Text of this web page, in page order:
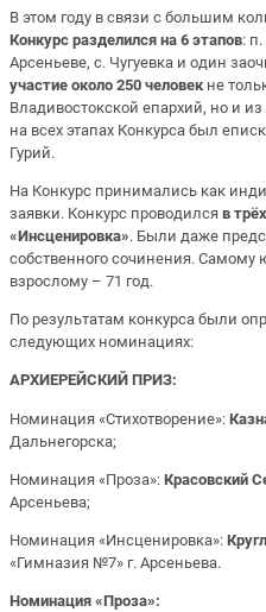
В этом году в связи с большим
Конкурс разделился на 6 этапов:
Арсеньеве, с. Чугуевка и один
участие около 250 человек не
Владивостокской епархий, но и
на всех этапах Конкурса был
Гурий.
На Конкурс принимались как
заявки. Конкурс проводился в
«Инсценировка». Были даже
собственного сочинения. Самому
взрослому – 71 год.
По результатам конкурса были
следующих номинациях:
АРХИЕРЕЙСКИЙ ПРИЗ:
Номинация «Стихотворение»:
Дальнегорска;
Номинация «Проза»: Красовский
Арсеньева;
Номинация «Инсценировка»:
«Гимназия №7» г. Арсеньева.
Номинация «Проза»: